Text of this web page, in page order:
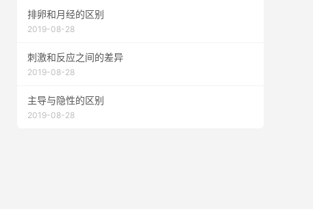
排卵和月经的区别
2019-08-28
刺激和反应之间的差异
2019-08-28
主导与隐性的区别
2019-08-28